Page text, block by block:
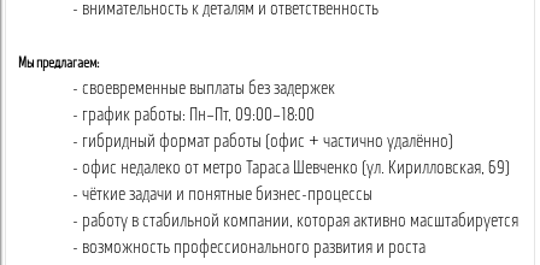
- внимательность к деталям и ответственность
Мы предлагаем:
- своевременные выплаты без задержек
- график работы: Пн–Пт, 09:00–18:00
- гибридный формат работы (офис + частично удалённо)
- офис недалеко от метро Тараса Шевченко (ул. Кирилловская, 69)
- чёткие задачи и понятные бизнес-процессы
- работу в стабильной компании, которая активно масштабируется
- возможность профессионального развития и роста